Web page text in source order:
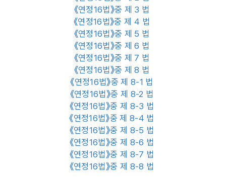
《연정16법》중 제 3 법
《연정16법》중 제 4 법
《연정16법》중 제 5 법
《연정16법》중 제 6 법
《연정16법》중 제 7 법
《연정16법》중 제 8 법
《연정16법》중 제 8-1 법
《연정16법》중 제 8-2 법
《연정16법》중 제 8-3 법
《연정16법》중 제 8-4 법
《연정16법》중 제 8-5 법
《연정16법》중 제 8-6 법
《연정16법》중 제 8-7 법
《연정16법》중 제 8-8 법